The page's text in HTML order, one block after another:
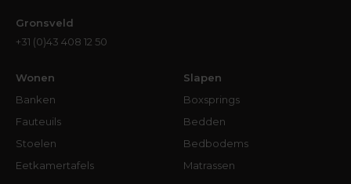
Gronsveld
+31 (0)43 408 12 50
Wonen
Banken
Fauteuils
Stoelen
Eetkamertafels
Slapen
Boxsprings
Bedden
Bedbodems
Matrassen